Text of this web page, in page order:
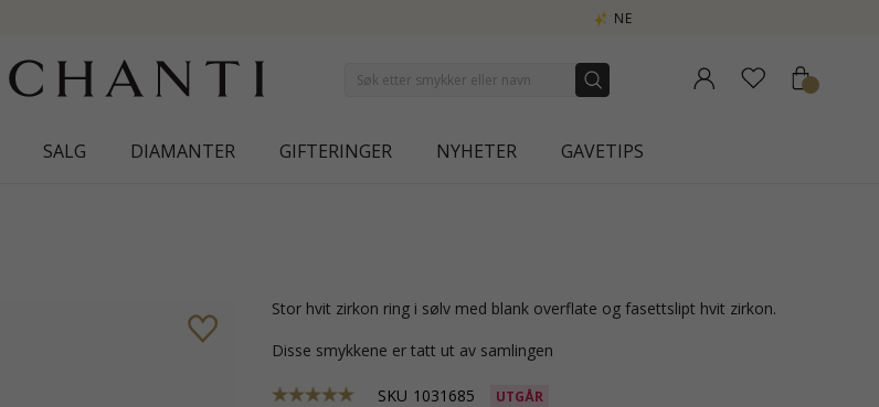
SALG DIAMANTER GIFTERINGER NYHETER GAVETIPS
stor hvit zirkon ring i sølv med blank overflate og fasettslipt hvit zirkon.
Disse smykkene er tatt ut av samlingen
SKU 1031685 UTGÅR